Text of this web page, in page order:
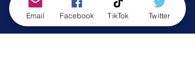
Email Facebook TikTok Twitter